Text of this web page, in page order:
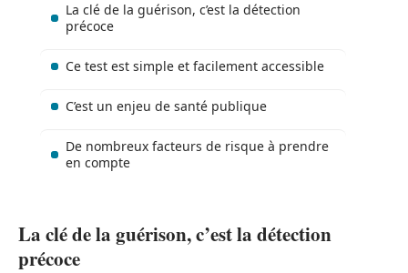
La clé de la guérison, c’est la détection
précoce
Ce test est simple et facilement accessible
C’est un enjeu de santé publique
De nombreux facteurs de risque à prendre
en compte
La clé de la guérison, c’est la détection
précoce